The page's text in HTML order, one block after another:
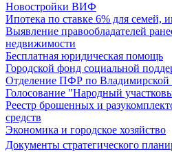
Новостройки ВИФ
Ипотека по ставке 6% для семей,
Выявление правообладателей
недвижимости
Бесплатная юридическая помощь
Городской фонд социальной
Отделение ПФР по Владимирской
Голосование "Народный
Реестр брошенных и
средств
Экономика и городское хозяйство
Документы стратегического